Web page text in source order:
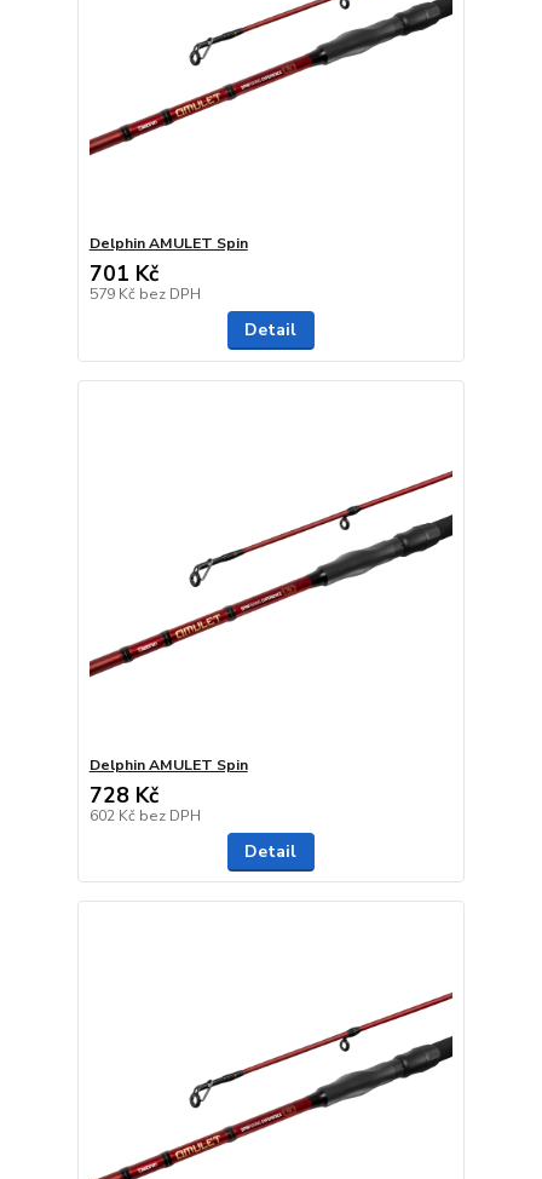
Delphin AMULET Spin
701 Kč
579 Kč bez DPH
Detail
Delphin AMULET Spin
728 Kč
602 Kč bez DPH
Detail